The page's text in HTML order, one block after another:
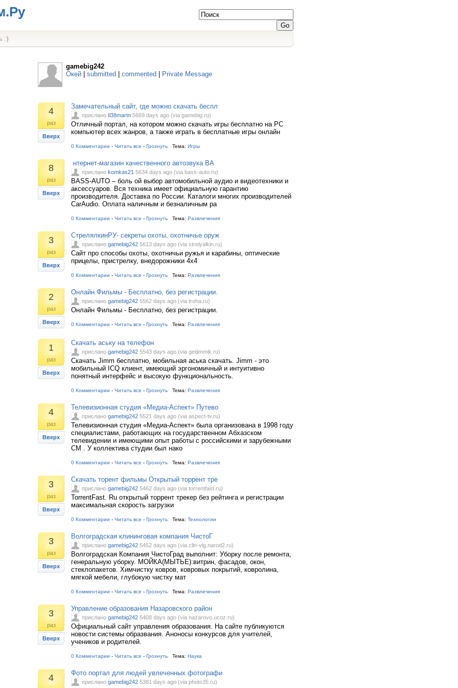
:)
gamebig242
Окей
submitted commented Private Message
4
раз
Вверх
Замечательный сайт, где можно скачать беспл
прислано Il38martn 5669 days ago (via gamebig.ru)
Отличный портал, на котором можно скачать игры бесплатно на PC
компьютер всех жанров, а также играть в бесплатные игры онлайн
0 Комментарии - Читать все - Грохнуть Тема: Игры
8
раз
Вверх
нтернет-магазин качественного автозвука BA
прислано komkas21 5634 days ago (via bass-auto.ru)
BASS-AUTO – боль ой выбор автомобильной аудио и видеотехники и
аксессуаров. Вся техника имеет официальную гарантию
производителя. Доставка по России. Каталоги многих производителей
CarAudio. Оплата наличным и безналичным ра
0 Комментарии - Читать все - Грохнуть Тема: Развлечения
3
раз
Вверх
СтрелялкинРУ- секреты охоты, охотничье оруж
прислано gamebig242 5613 days ago (via strelyalkin.ru)
Сайт про способы охоты, охотничьи ружья и карабины, оптические
прицелы, пристрелку, внедорожники 4х4
0 Комментарии - Читать все - Грохнуть Тема: Развлечения
2
раз
Вверх
Онлайн Фильмы - Бесплатно, без регистрации.
прислано gamebig242 5562 days ago (via troha.ru)
Онлайн Фильмы - Бесплатно, без регистрации.
0 Комментарии - Читать все - Грохнуть Тема: Развлечения
1
раз
Вверх
Скачать аську на телефон
прислано gamebig242 5543 days ago (via getjimmik.ru)
Скачать Jimm бесплатно, мобильная аська скачать. Jimm - это
мобильный ICQ клиент, имеющий эргономичный и интуитивно
понятный интерфейс и высокую функциональность.
0 Комментарии - Читать все - Грохнуть Тема: Развлечения
4
раз
Вверх
Телевизионная студия «Медиа-Аспект» Путево
прислано gamebig242 5521 days ago (via aspect-tv.ru)
Телевизионная студия «Медиа-Аспект» была организована в 1998 году
специалистами, работающих на государственном Абхазском
телевидении и имеющими опыт работы с российскими и зарубежными
СМ . У коллектива студии был нако
0 Комментарии - Читать все - Грохнуть Тема: Развлечения
3
раз
Вверх
Скачать торент фильмы Открытый торрент тре
прислано gamebig242 5462 days ago (via torrentfast.ru)
TorrentFast. Ru открытый торрент трекер без рейтинга и регистрации
максимальная скорость загрузки
0 Комментарии - Читать все - Грохнуть Тема: Технологии
3
раз
Вверх
Волгоградская клининговая компания ЧистоГ
прислано gamebig242 5452 days ago (via clin-vlg.narod2.ru)
Волгоградская Компания ЧистоГрад выполнит: Уборку после ремонта,
генеральную уборку. МОЙКА(МЫТЬЕ):витрин, фасадов, окон,
стеклопакетов. Химчистку ковров, ковровых покрытий, ковролина,
мягкой мебели, глубокую чистку мат
0 Комментарии - Читать все - Грохнуть Тема: Развлечения
3
раз
Вверх
Управление образования Назаровского район
прислано gamebig242 5408 days ago (via nazarovo.ucoz.ru)
Официальный сайт управления образования. На сайте публикуются
новости системы образвания. Аноносы конкурсов для учителей,
учеников и родителей.
0 Комментарии - Читать все - Грохнуть Тема: Наука
4 Фото портал для людей увлеченных фотографи
прислано gamebig242 5381 days ago (via photo35.ru)